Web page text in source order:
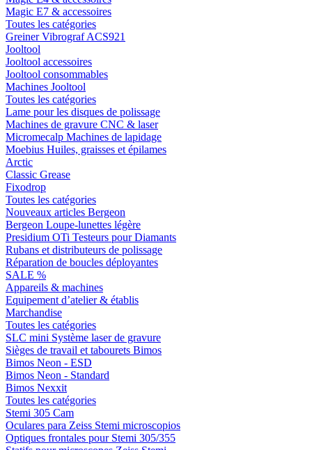
Magic E7 & accessoires
Toutes les catégories
Greiner Vibrograf ACS921
Jooltool
Jooltool accessoires
Jooltool consommables
Machines Jooltool
Toutes les catégories
Lame pour les disques de polissage
Machines de gravure CNC & laser
Micromecalp Machines de lapidage
Moebius Huiles, graisses et épilames
Arctic
Classic Grease
Fixodrop
Toutes les catégories
Nouveaux articles Bergeon
Bergeon Loupe-lunettes légère
Presidium OTi Testeurs pour Diamants
Rubans et distributeurs de polissage
Réparation de boucles déployantes
SALE %
Appareils & machines
Equipement d’atelier & établis
Marchandise
Toutes les catégories
SLC mini Système laser de gravure
Sièges de travail et tabourets Bimos
Bimos Neon - ESD
Bimos Neon - Standard
Bimos Nexxit
Toutes les catégories
Stemi 305 Cam
Oculares para Zeiss Stemi microscopios
Optiques frontales pour Stemi 305/355